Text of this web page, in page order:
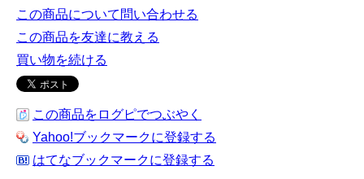
この商品について問い合わせる
この商品を友達に教える
買い物を続ける
この商品をログピでつぶやく
Yahoo!ブックマークに登録する
はてなブックマークに登録する